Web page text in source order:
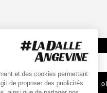
*Champs